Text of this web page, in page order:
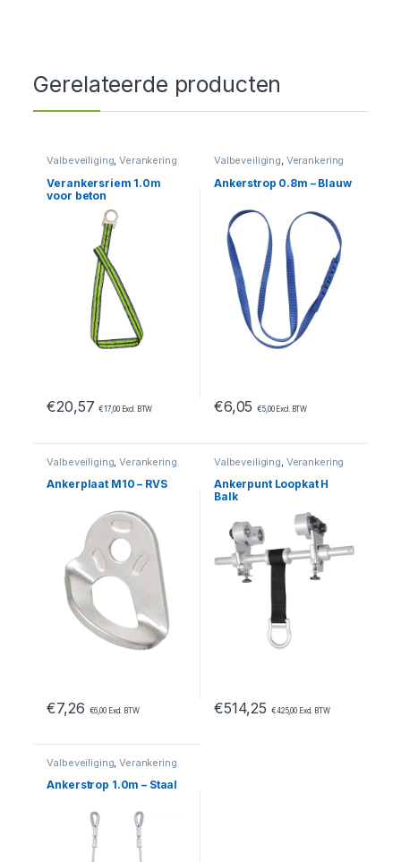
Gerelateerde producten
Valbeveiliging,Verankering
Verankersriem 1.0m
voor beton
€20,57 €17,00Excl. BTW
Valbeveiliging, Verankering
Ankerstrop 0.8m – Blauw
€6,05 €5,00Excl. BTW
Valbeveiliging ,Verankering
Ankerplaat M10 – RVS
€7,26 €6,00Excl. BTW
Valbeveiliging Verankering
Ankerpunt Loopkat H
Balk
€514,25 €425,00Excl. BTW
Valbeveiliging,Verankering
Ankerstrop 1.0m – Staal